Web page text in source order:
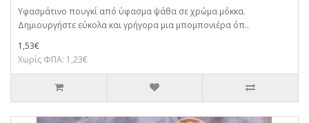
Υφασμάτινο πουγκί από ύφασμα ψάθα σε χρώμα μόκκα.
Δημιουργήστε εύκολα και γρήγορα μια μπομπονιέρα όπ..
1,53€
Χωρίς ΦΠΑ: 1,23€